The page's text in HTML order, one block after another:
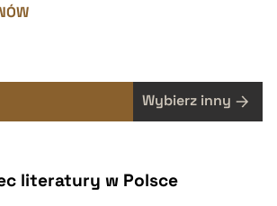
Wybierz inny
literatury w Polsce